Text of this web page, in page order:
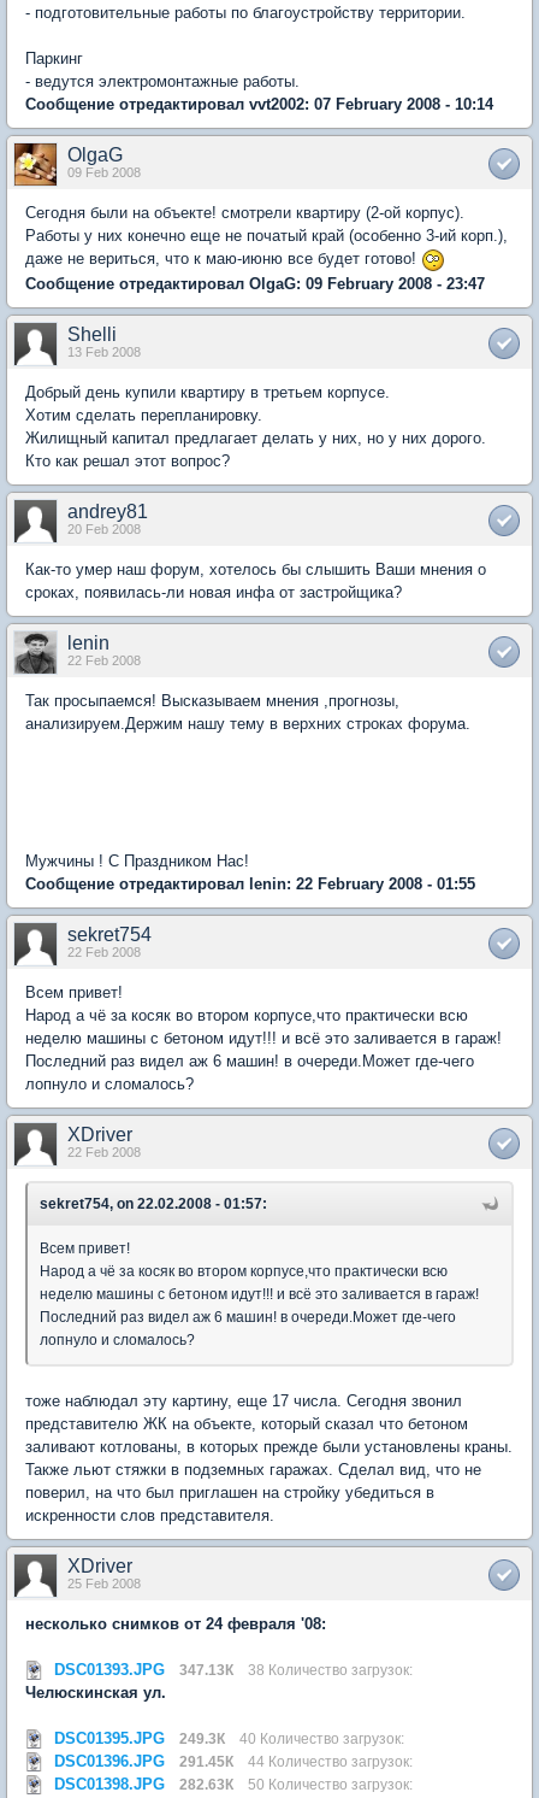
- подготовительные работы по благоустройству территории.
Паркинг
- ведутся электромонтажные работы.
Сообщение отредактировал vvt2002: 07 February 2008 - 10:14
OlgaG
09 Feb 2008
Сегодня были на объекте! смотрели квартиру (2-ой корпус).
Работы у них конечно еще не початый край (особенно 3-ий корп.),
даже не вериться, что к маю-июню все будет готово!
Сообщение отредактировал OlgaG: 09 February 2008 - 23:47
Shelli
13 Feb 2008
Добрый день купили квартиру в третьем корпусе.
Хотим сделать перепланировку.
Жилищный капитал предлагает делать у них, но у них дорого.
Кто как решал этот вопрос?
andrey81
20 Feb 2008
Как-то умер наш форум, хотелось бы слышить Ваши мнения о
сроках, появилась-ли новая инфа от застройщика?
lenin
22 Feb 2008
Так просыпаемся! Высказываем мнения ,прогнозы,
анализируем.Держим нашу тему в верхних строках форума.
Мужчины ! С Праздником Нас!
Сообщение отредактировал lenin: 22 February 2008 - 01:55
sekret754
22 Feb 2008
Всем привет!
Народ а чё за косяк во втором корпусе,что практически всю
неделю машины с бетоном идут!!! и всё это заливается в гараж!
Последний раз видел аж 6 машин! в очереди.Может где-чего
лопнуло и сломалось?
XDriver
22 Feb 2008
sekret754, on 22.02.2008 - 01:57:
Всем привет!
Народ а чё за косяк во втором корпусе,что практически всю
неделю машины с бетоном идут!!! и всё это заливается в гараж!
Последний раз видел аж 6 машин! в очереди.Может где-чего
лопнуло и сломалось?
тоже наблюдал эту картину, еще 17 числа. Сегодня звонил
представителю ЖК на объекте, который сказал что бетоном
заливают котлованы, в которых прежде были установлены краны.
Также льют стяжки в подземных гаражах. Сделал вид, что не
поверил, на что был приглашен на стройку убедиться в
искренности слов представителя.
XDriver
25 Feb 2008
несколько снимков от 24 февраля '08:
DSC01393.JPG 347.13К 38 Количество загрузок:
Челюскинская ул.
DSC01395.JPG 249.3К 40 Количество загрузок:
DSC01396.JPG 291.45К 44 Количество загрузок:
DSC01398.JPG 282.63К 50 Количество загрузок: